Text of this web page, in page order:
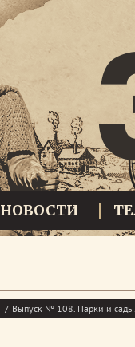
НОВОСТИ
Выпуск № 108. Парки и